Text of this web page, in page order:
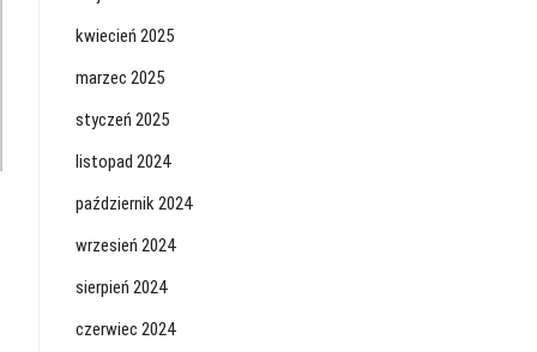
kwiecień 2025
marzec 2025
styczeń 2025
listopad 2024
październik 2024
wrzesień 2024
sierpień 2024
czerwiec 2024